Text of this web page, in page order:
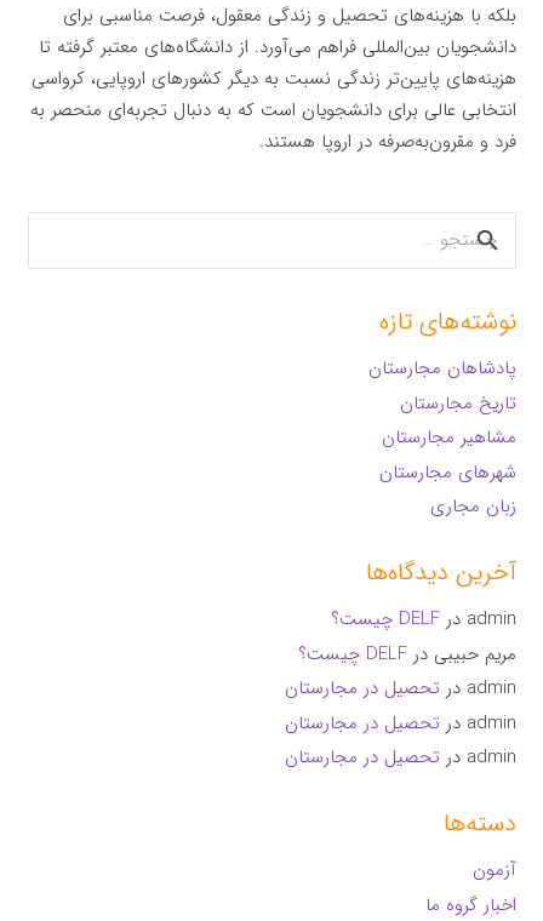
بلکه با هزینه‌های تحصیل و زندگی معقول، فرصت مناسبی برای
دانشجویان بین‌المللی فراهم می‌آورد. از دانشگاه‌های معتبر گرفته تا
هزینه‌های پایین‌تر زندگی نسبت به دیگر کشورهای اروپایی، کرواسی
انتخابی عالی برای دانشجویان است که به دنبال تجربه‌ای منحصر به
فرد و مقرون‌به‌صرفه در اروپا هستند.
جستجو
برای:
نوشته‌های تازه
پادشاهان مجارستان
تاریخ مجارستان
مشاهیر مجارستان
شهرهای مجارستان
زبان مجاری
آخرین دیدگاه‌ها
admin درDELF چیست؟
مریم حبیبی درDELF چیست؟
admin در تحصیل در مجارستان
admin در تحصیل در مجارستان
admin در تحصیل در مجارستان
دسته‌ها
آزمون
اخبار گروه ما